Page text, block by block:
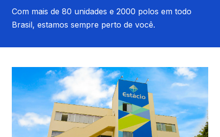
Com mais de 80 unidades e 2000 polos em todo
Brasil, estamos sempre perto de você.